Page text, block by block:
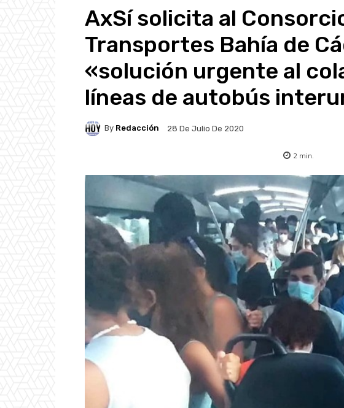
AxSí solicita al
Transportes Bahía de
«solución urgente al
líneas de autobús
By Redacción 28 De Julio De 2020
2 min.